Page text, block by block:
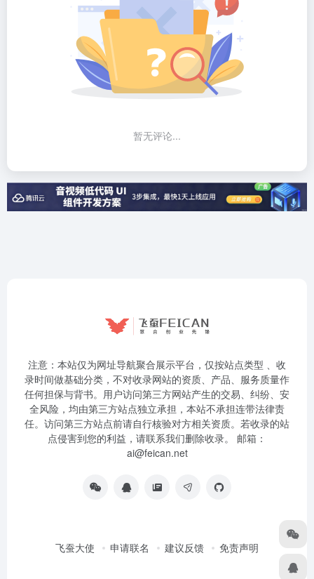
暂无评论...
注意：本站仅为网址导航聚合展示平台，仅按站点类型 、收
录时间做基础分类，不对收录网站的资质、产品、服务质量作
任何担保与背书。用户访问第三方网站产生的交易、纠纷、安
全风险，均由第三方站点独立承担，本站不承担连带法律责
任。访问第三方站点前请自行核验对方相关资质。若收录的站
点侵害到您的利益，请联系我们删除收录。 邮箱：
ai@feican.net
飞蚕大使 申请联名 建议反馈 免责声明